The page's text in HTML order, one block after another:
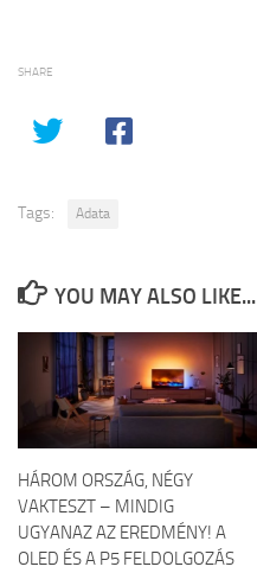
SHARE
Tags: Adata
YOU MAY ALSO LIKE...
HÁROM ORSZÁG, NÉGY
VAKTESZT – MINDIG
UGYANAZ AZ EREDMÉNY! A
OLED ÉS A P5 FELDOLGOZÁS